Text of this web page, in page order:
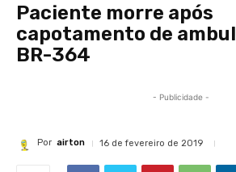
Paciente morre após
capotamento de
BR-364
- Publicidade -
Por airton 16 de fevereiro de 2019